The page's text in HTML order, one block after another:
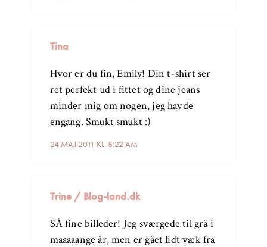
Tina
24 MAJ 2011 KL. 8:22 AM
Hvor er du fin, Emily! Din t-shirt ser
ret perfekt ud i fittet og dine jeans
minder mig om nogen, jeg havde
engang. Smukt smukt :)
Trine / Blog-land.dk
SÅ fine billeder! Jeg sværgede til grå i
maaaaange år, men er gået lidt væk fra